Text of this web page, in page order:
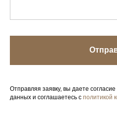
Отправляя заявку, вы даете
данных и соглашаетесь с политикой